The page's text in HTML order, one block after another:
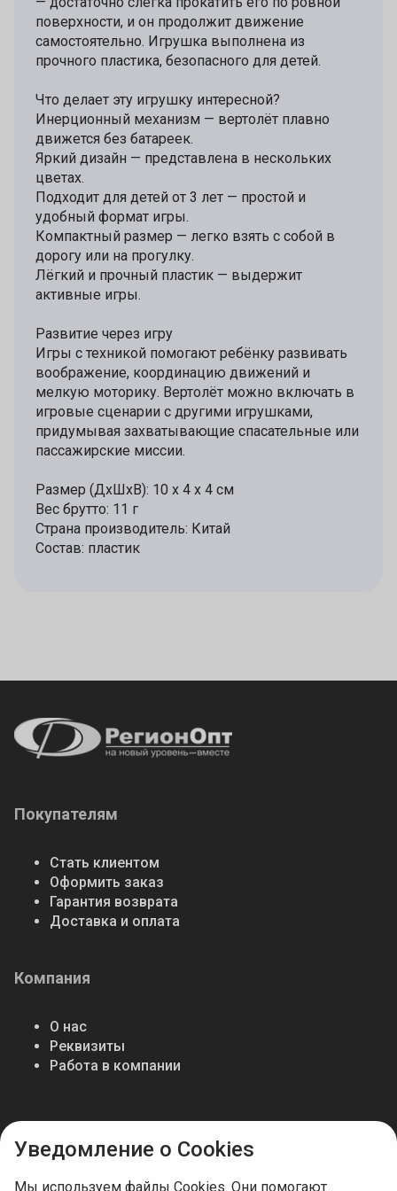
поверхности, и он продолжит движение
самостоятельно. Игрушка выполнена из
прочного пластика, безопасного для детей.
Что делает эту игрушку интересной?
Инерционный механизм — вертолёт плавно
движется без батареек.
Яркий дизайн — представлена в нескольких
цветах.
Подходит для детей от 3 лет — простой и
удобный формат игры.
Компактный размер — легко взять с собой в
дорогу или на прогулку.
Лёгкий и прочный пластик — выдержит
активные игры.
Развитие через игру
Игры с техникой помогают ребёнку развивать
воображение, координацию движений и
мелкую моторику. Вертолёт можно включать в
игровые сценарии с другими игрушками,
придумывая захватывающие спасательные или
пассажирские миссии.
Размер (ДхШхВ): 10 х 4 х 4 см
Вес брутто: 11 г
Страна производитель: Китай
Состав: пластик
Покупателям
Стать клиентом
Оформить заказ
Гарантия возврата
Доставка и оплата
Компания
О нас
Реквизиты
Работа в компании
Мы в соцсетях
Уведомление о Cookies
Мы используем файлы Cookies. Они помогают